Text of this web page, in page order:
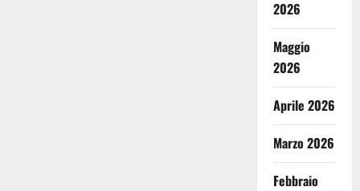
2026
Maggio
2026
Aprile 2026
Marzo 2026
Febbraio